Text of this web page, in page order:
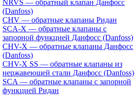
NRVS — обратный клапан Данфосс
(Danfoss)
CHV — обратные клапаны Ридан
SCA-X — обратные клапаны с
запорной функцией Данфосс (Danfoss)
CHV-X — обратные клапаны Данфосс
(Danfoss)
CHV-X SS — обратные клапаны из
нержавеющей стали Данфосс (Danfoss)
SCA — обратные клапаны с запорной
функцией Ридан